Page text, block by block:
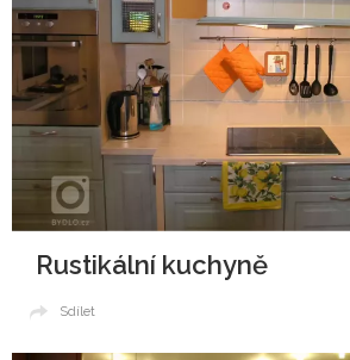
Rustikální kuchyně
Sdílet